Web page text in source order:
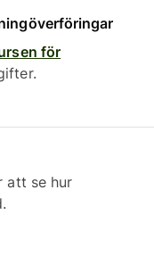
för
att se hur